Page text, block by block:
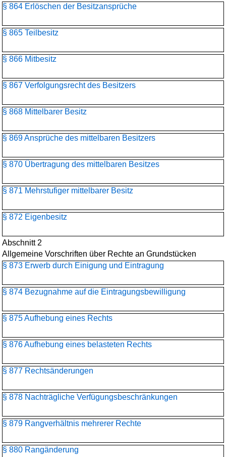
§ 864 Erlöschen der Besitzansprüche
§ 865 Teilbesitz
§ 866 Mitbesitz
§ 867 Verfolgungsrecht des Besitzers
§ 868 Mittelbarer Besitz
§ 869 Ansprüche des mittelbaren Besitzers
§ 870 Übertragung des mittelbaren Besitzes
§ 871 Mehrstufiger mittelbarer Besitz
§ 872 Eigenbesitz
Abschnitt 2
Allgemeine Vorschriften über Rechte an Grundstücken
§ 873 Erwerb durch Einigung und Eintragung
§ 874 Bezugnahme auf die Eintragungsbewilligung
§ 875 Aufhebung eines Rechts
§ 876 Aufhebung eines belasteten Rechts
§ 877 Rechtsänderungen
§ 878 Nachträgliche Verfügungsbeschränkungen
§ 879 Rangverhältnis mehrerer Rechte
§ 880 Rangänderung